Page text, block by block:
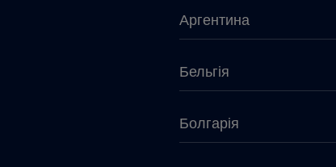
Аргентина
Бельгія
Болгарія